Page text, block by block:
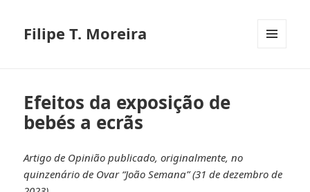
Filipe T. Moreira
Efeitos da exposição de
bebés a ecrãs
Artigo de Opinião publicado, originalmente, no
quinzenário de Ovar “João Semana” (31 de dezembro de